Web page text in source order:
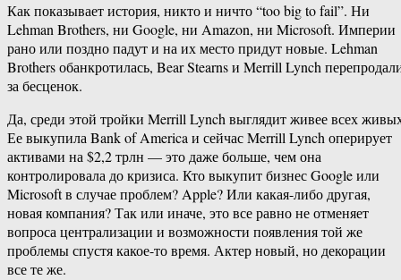
Как показывает история, никто и ничто “too big to fail”. Ни
Lehman Brothers, ни Google, ни Amazon, ни Microsoft. Империи
рано или поздно падут и на их место придут новые. Lehman
Brothers обанкротилась, Bear Stearns и Merrill Lynch
за бесценок.
Да, среди этой тройки Merrill Lynch выглядит живее всех
Ее выкупила Bank of America и сейчас Merrill Lynch оперирует
активами на $2,2 трлн — это даже больше, чем она
контролировала до кризиса. Кто выкупит бизнес Google или
Microsoft в случае проблем? Apple? Или какая-либо другая,
новая компания? Так или иначе, это все равно не отменяет
вопроса централизации и возможности появления той же
проблемы спустя какое-то время. Актер новый, но декорации
все те же.